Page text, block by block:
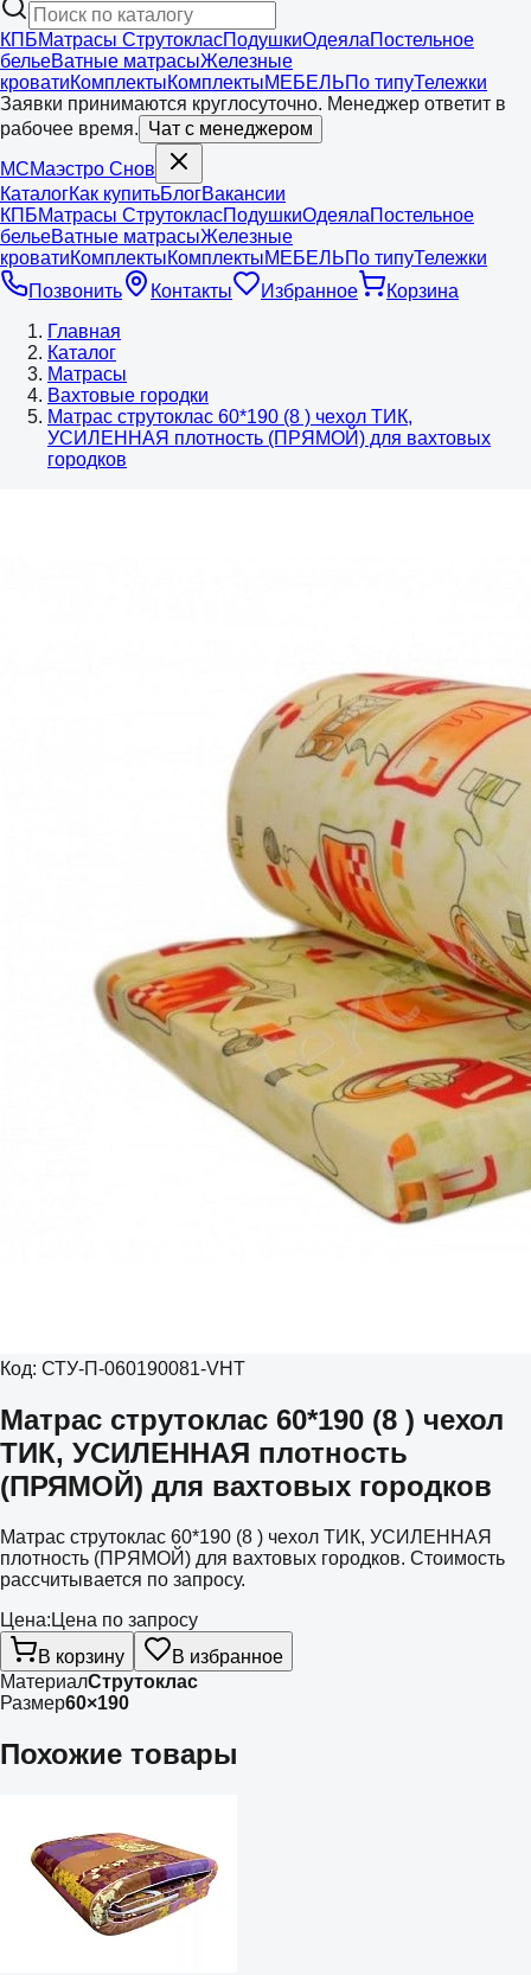
КПБМатрасы СтрутокласПодушкиОдеялаПостельное
бельеВатные матрасыЖелезные
кроватиКомплектыКомплектыМЕБЕЛЬПо типуТележки
Заявки принимаются круглосуточно. Менеджер ответит в
рабочее время. Чат с менеджером
МСМаэстро Снов
КаталогКак купитьБлогВакансии
КПБМатрасы СтрутокласПодушкиОдеялаПостельное
бельеВатные матрасыЖелезные
кроватиКомплектыКомплектыМЕБЕЛЬПо типуТележки
Позвонить
Контакты Избранное
Корзина
Главная
Каталог
Матрасы
Вахтовые городки
Матрас струтоклас 60*190 (8 ) чехол ТИК,
УСИЛЕННАЯ плотность (ПРЯМОЙ) для вахтовых
городков
Код: СТУ-П-060190081-VHT
Матрас струтоклас 60*190 (8 ) чехол
ТИК, УСИЛЕННАЯ плотность
(ПРЯМОЙ) для вахтовых городков
Матрас струтоклас 60*190 (8 ) чехол ТИК, УСИЛЕННАЯ
плотность (ПРЯМОЙ) для вахтовых городков. Стоимость
рассчитывается по запросу.
Цена: Цена по запросу
В корзину
В избранное
МатериалСтрутоклас
Размер60×190
Похожие товары